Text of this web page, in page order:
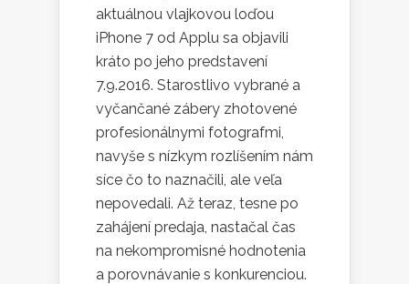
aktuálnou vlajkovou loďou
iPhone 7 od Applu sa objavili
kráto po jeho predstavení
7.9.2016. Starostlivo vybrané a
vyčančané zábery zhotovené
profesionálnymi fotografmi,
navyše s nízkym rozlíšením nám
síce čo to naznačili, ale veľa
nepovedali. Až teraz, tesne po
zahájení predaja, nastačal čas
na nekompromisné hodnotenia
a porovnávanie s konkurenciou.